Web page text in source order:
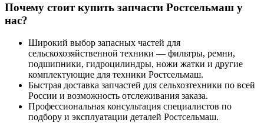
Почему стоит купить запчасти Ростсельмаш у
нас?
Широкий выбор запасных частей для
сельскохозяйственной техники — фильтры, ремни,
подшипники, гидроцилиндры, ножи жатки и другие
комплектующие для техники Ростсельмаш.
Быстрая доставка запчастей для сельхозтехники по всей
России и возможность отслеживания заказа.
Профессиональная консультация специалистов по
подбору и эксплуатации деталей Ростсельмаш.